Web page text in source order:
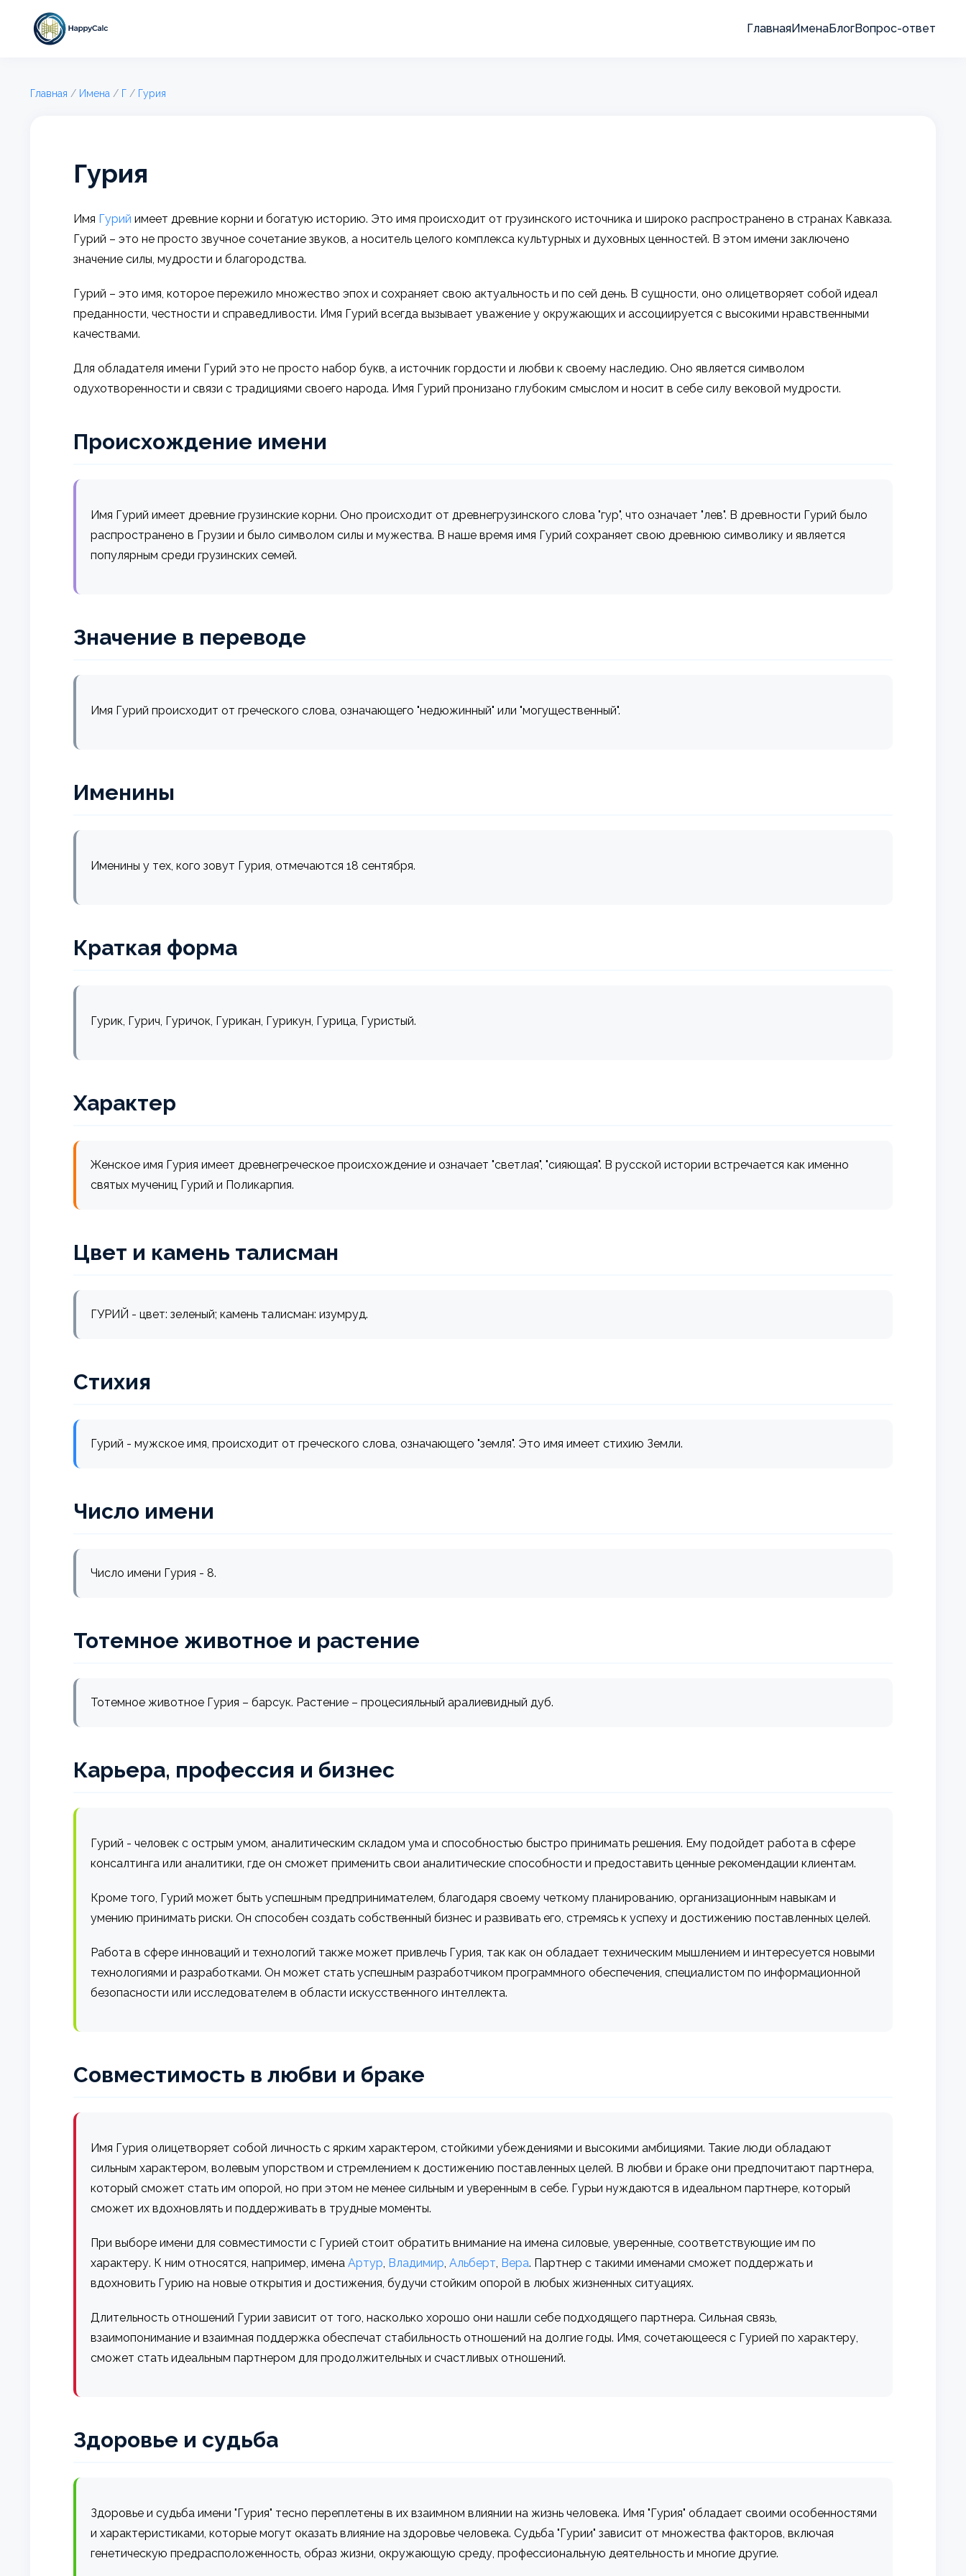
ГлавнаяИменаБлогВопрос-ответ
Главная / Имена / Г / Гурия
Гурия
Имя Гурий имеет древние корни и богатую историю. Это имя происходит от грузинского источника и широко распространено в странах Кавказа.
Гурий – это не просто звучное сочетание звуков, а носитель целого комплекса культурных и духовных ценностей. В этом имени заключено
значение силы, мудрости и благородства.
Гурий – это имя, которое пережило множество эпох и сохраняет свою актуальность и по сей день. В сущности, оно олицетворяет собой идеал
преданности, честности и справедливости. Имя Гурий всегда вызывает уважение у окружающих и ассоциируется с высокими нравственными
качествами.
Для обладателя имени Гурий это не просто набор букв, а источник гордости и любви к своему наследию. Оно является символом
одухотворенности и связи с традициями своего народа. Имя Гурий пронизано глубоким смыслом и носит в себе силу вековой мудрости.
Происхождение имени
Имя Гурий имеет древние грузинские корни. Оно происходит от древнегрузинского слова "гур", что означает "лев". В древности Гурий было
распространено в Грузии и было символом силы и мужества. В наше время имя Гурий сохраняет свою древнюю символику и является
популярным среди грузинских семей.
Значение в переводе
Имя Гурий происходит от греческого слова, означающего "недюжинный" или "могущественный".
Именины
Именины у тех, кого зовут Гурия, отмечаются 18 сентября.
Краткая форма
Гурик, Гурич, Гуричок, Гурикан, Гурикун, Гурица, Гуристый.
Характер
Женское имя Гурия имеет древнегреческое происхождение и означает "светлая", "сияющая". В русской истории встречается как именно
святых мучениц Гурий и Поликарпия.
Цвет и камень талисман
ГУРИЙ - цвет: зеленый; камень талисман: изумруд.
Стихия
Гурий - мужское имя, происходит от греческого слова, означающего "земля". Это имя имеет стихию Земли.
Число имени
Число имени Гурия - 8.
Тотемное животное и растение
Тотемное животное Гурия – барсук. Растение – процесияльный аралиевидный дуб.
Карьера, профессия и бизнес
Гурий - человек с острым умом, аналитическим складом ума и способностью быстро принимать решения. Ему подойдет работа в сфере
консалтинга или аналитики, где он сможет применить свои аналитические способности и предоставить ценные рекомендации клиентам.
Кроме того, Гурий может быть успешным предпринимателем, благодаря своему четкому планированию, организационным навыкам и
умению принимать риски. Он способен создать собственный бизнес и развивать его, стремясь к успеху и достижению поставленных целей.
Работа в сфере инноваций и технологий также может привлечь Гурия, так как он обладает техническим мышлением и интересуется новыми
технологиями и разработками. Он может стать успешным разработчиком программного обеспечения, специалистом по информационной
безопасности или исследователем в области искусственного интеллекта.
Совместимость в любви и браке
Имя Гурия олицетворяет собой личность с ярким характером, стойкими убеждениями и высокими амбициями. Такие люди обладают
сильным характером, волевым упорством и стремлением к достижению поставленных целей. В любви и браке они предпочитают партнера,
который сможет стать им опорой, но при этом не менее сильным и уверенным в себе. Гурьи нуждаются в идеальном партнере, который
сможет их вдохновлять и поддерживать в трудные моменты.
При выборе имени для совместимости с Гурией стоит обратить внимание на имена силовые, уверенные, соответствующие им по
характеру. К ним относятся, например, имена Артур, Владимир, Альберт, Вера. Партнер с такими именами сможет поддержать и
вдохновить Гурию на новые открытия и достижения, будучи стойким опорой в любых жизненных ситуациях.
Длительность отношений Гурии зависит от того, насколько хорошо они нашли себе подходящего партнера. Сильная связь,
взаимопонимание и взаимная поддержка обеспечат стабильность отношений на долгие годы. Имя, сочетающееся с Гурией по характеру,
сможет стать идеальным партнером для продолжительных и счастливых отношений.
Здоровье и судьба
Здоровье и судьба имени "Гурия" тесно переплетены в их взаимном влиянии на жизнь человека. Имя "Гурия" обладает своими особенностями
и характеристиками, которые могут оказать влияние на здоровье человека. Судьба "Гурии" зависит от множества факторов, включая
генетическую предрасположенность, образ жизни, окружающую среду, профессиональную деятельность и многие другие.